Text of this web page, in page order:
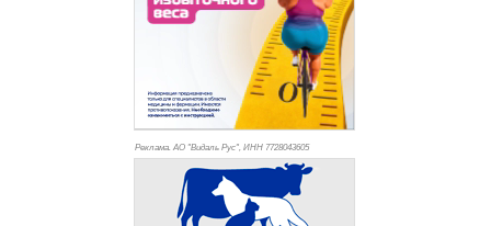
Реклама. АО "Видаль Рус", ИНН 7728043605